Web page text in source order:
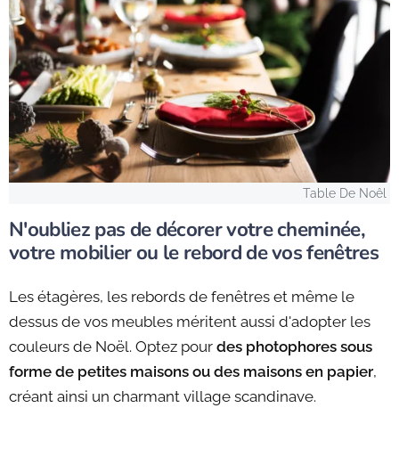
Table De Noêl
N'oubliez pas de décorer votre cheminée,
votre mobilier ou le rebord de vos fenêtres
Les étagères, les rebords de fenêtres et même le
dessus de vos meubles méritent aussi d'adopter les
couleurs de Noël. Optez pour des photophores sous
forme de petites maisons ou des maisons en papier,
créant ainsi un charmant village scandinave.